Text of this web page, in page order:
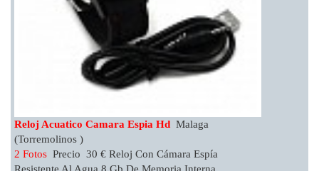
Reloj Acuatico Camara Espia Hd Malaga
(Torremolinos )
2 Fotos Precio 30 € Reloj Con Cámara Espía
Resistente Al Agua 8 Gb De Memoria Interna,